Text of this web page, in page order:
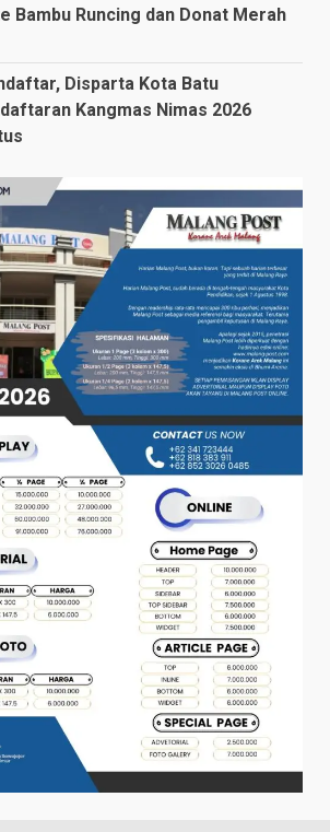
Bambu Runcing dan Donat Merah
Disparta Kota Batu
Kangmas Nimas 2026